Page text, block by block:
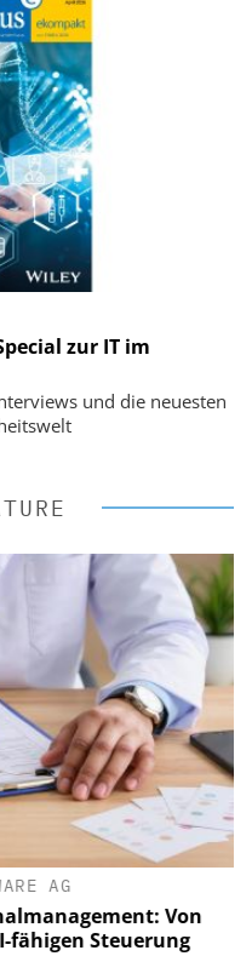
zur IT im
und die neuesten
AG
Von
fähigen Steuerung